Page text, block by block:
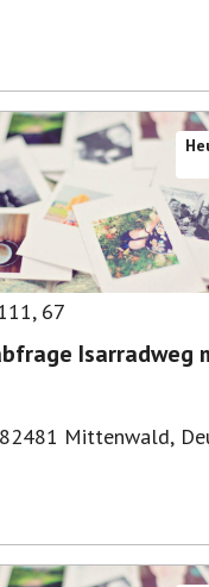
, 67
Isarradweg
82481 Mittenwald,